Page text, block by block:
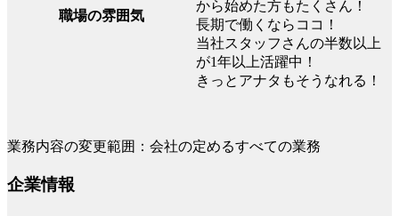
職場の雰囲気
から始めた方もたくさん！
長期で働くならココ！
当社スタッフさんの半数以上
が1年以上活躍中！
きっとアナタもそうなれる！
業務内容の変更範囲：会社の定めるすべての業務
企業情報